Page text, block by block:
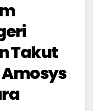
Takut
Amosys